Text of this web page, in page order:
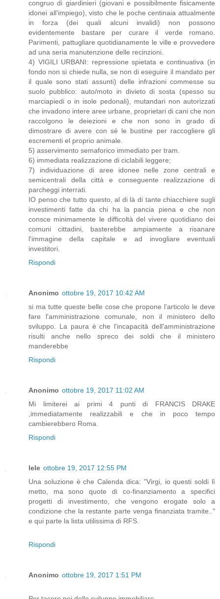
congruo di giardinieri (giovani e possibilmente fisicamente
idonei all'impiego), visto che le poche centinaia attualmente
in forza (dei quali alcuni invalidi) non possono
evidentemente bastare per curare il verde romano.
Parimenti, pattugliare quotidianamente le ville e provvedere
ad una seria manutenzione delle recinzioni.
4) VIGILI URBANI: repressione spietata e continuativa (in
fondo non si chiede nulla, se non di eseguire il mandato per
il quale sono stati assunti) delle infrazioni commesse su
suolo pubblico: auto/moto in divieto di sosta (spesso su
marciapiedi o in isole pedonali), mutandari non autorizzati
che invadono intere aree urbane, proprietari di cani che non
raccolgono le deiezioni e che non sono in grado di
dimostrare di avere con sé le bustine per raccogliere gli
escrementi el proprio animale.
5) asservimento semaforico immediato per tram.
6) immediata realizzazione di ciclabili leggere;
7) individuazione di aree idonee nelle zone centrali e
semicentrali della città e conseguente realizzazione di
parcheggi interrati.
IO penso che tutto questo, al di là di tante chiacchiere sugli
investimenti fatte da chi ha la pancia piena e che non
consce minimamente le difficoltà del vivere quotidiano dei
comuni cittadini, basterebbe ampiamente a risanare
l'immagine della capitale e ad invogliare eventuali
investitori.
Rispondi
Anonimo ottobre 19, 2017 10:42 AM
si ma tutte queste belle cose che propone l'articolo le deve
fare l'amministrazione comunale, non il ministero dello
sviluppo. La paura è che l'incapacità dell'amministrazione
risulti anche nello spreco dei soldi che il ministero
manderebbe
Rispondi
Anonimo ottobre 19, 2017 11:02 AM
Mi limiterei ai primi 4 punti di FRANCIS DRAKE
,immediatamente realizzabili e che in poco tempo
cambierebbero Roma.
Rispondi
lele ottobre 19, 2017 12:55 PM
Una soluzione è che Calenda dica: "Virgi, io questi soldi lì
metto, ma sono quote di co-finanziamento a specifici
progetti di investimento, che vengono erogate solo a
condizione che la restante parte venga finanziata tramite.."
e qui parte la lista utilissima di RFS.
Rispondi
Anonimo ottobre 19, 2017 1:51 PM